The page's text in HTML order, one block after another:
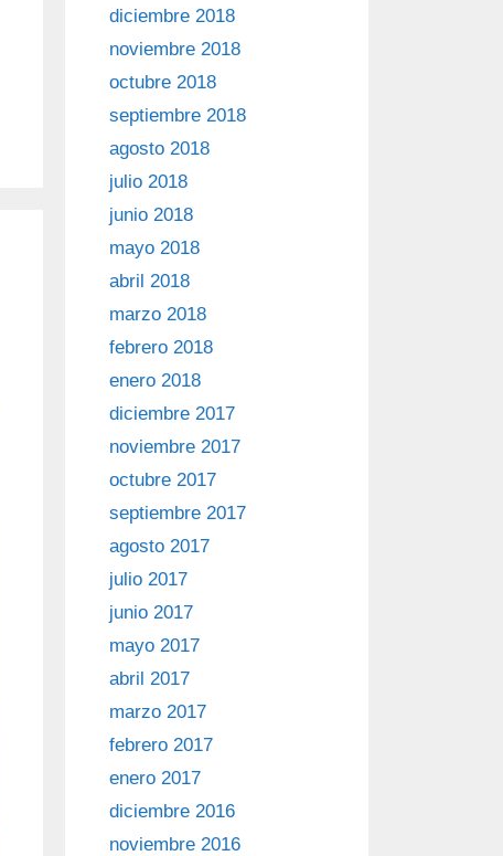
diciembre 2018
noviembre 2018
octubre 2018
septiembre 2018
agosto 2018
julio 2018
junio 2018
mayo 2018
abril 2018
marzo 2018
febrero 2018
enero 2018
diciembre 2017
noviembre 2017
octubre 2017
septiembre 2017
agosto 2017
julio 2017
junio 2017
mayo 2017
abril 2017
marzo 2017
febrero 2017
enero 2017
diciembre 2016
noviembre 2016